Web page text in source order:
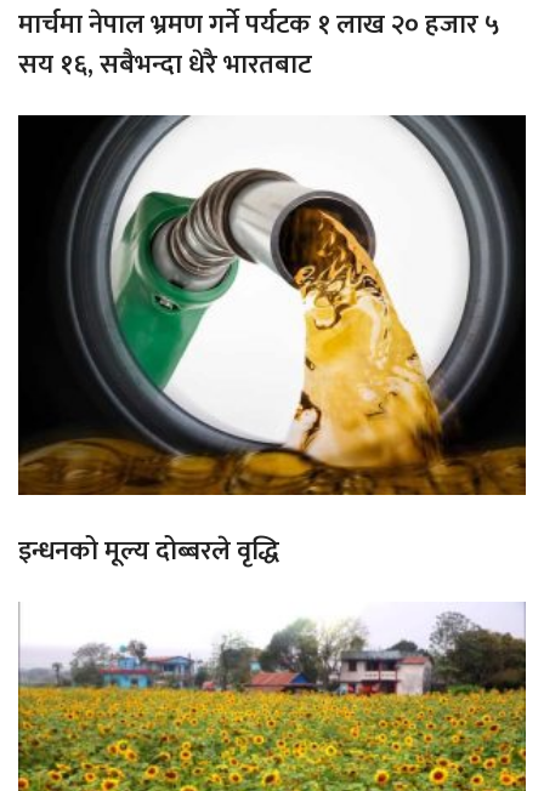
मार्चमा नेपाल भ्रमण गर्ने पर्यटक १ लाख २० हजार ५
सय १६, सबैभन्दा धेरै भारतबाट
इन्धनको मूल्य दोब्बरले वृद्धि